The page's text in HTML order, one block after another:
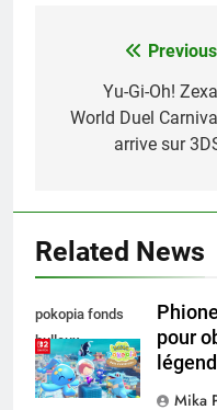
Navigation
l’article
Yu-Gi-Oh!
World Duel
arrive sur
Related News
pokopia fonds
bulleux
pour
Mika